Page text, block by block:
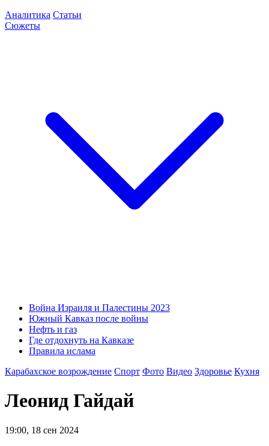
Аналитика Статьи
Сюжеты
Война Израиля и Палестины 2023
Южный Кавказ после войны
Нефть и газ
Где отдохнуть на Кавказе
Правила ислама
Карабахское возрождение Спорт Фото Видео Здоровье Кухня
Леонид Гайдай
19:00, 18 сен 2024